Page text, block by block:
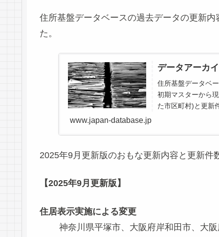
住所基盤データベースの過去データの更新
た。
データアーカ
住所基盤データベ
初期マスターから
た市区町村)と更新
www.japan-database.jp
2025年9月更新版のおもな更新内容と更新件
【2025年9月更新版】
住居表示実施による変更
神奈川県平塚市、大阪府岸和田市、大